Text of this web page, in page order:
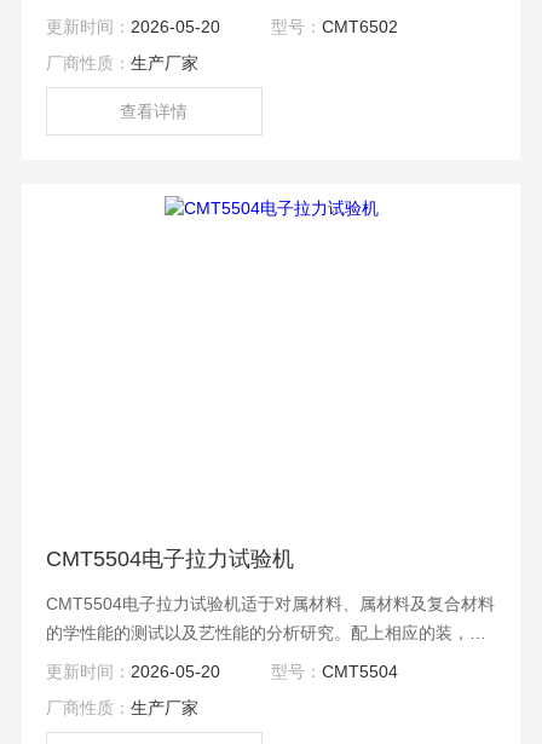
非常到位.
更新时间： 2026-05-20 型号： CMT6502
厂商性质： 生产厂家
查看详情
CMT5504电子拉力试验机
CMT5504电子拉力试验机适于对属材料、属材料及复合材料
的学性能的测试以及艺性能的分析研究。配上相应的装，可
做拉伸、压缩、弯曲、剪切、撕裂、剥离、顶破、疲劳等试
更新时间： 2026-05-20 型号： CMT5504
厂商性质： 生产厂家